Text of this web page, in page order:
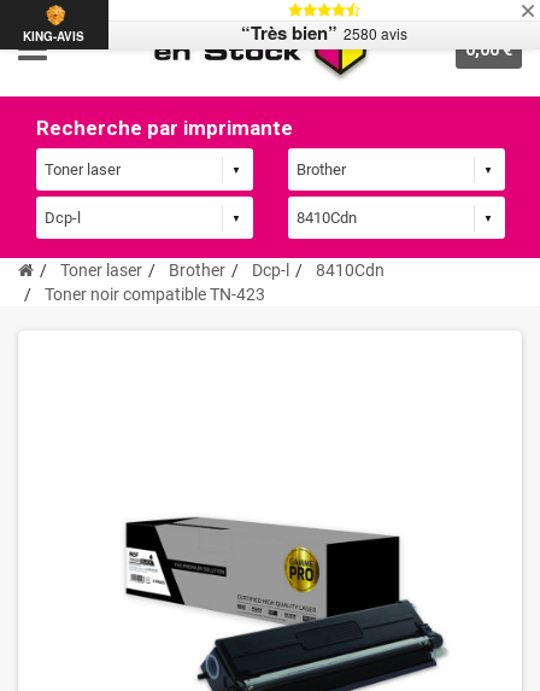
0,00 €
Recherche par imprimante
Toner laser Brother Dcp-l
8410Cdn
Toner noir compatible TN-423
KING-AVIS “Très bien” 2580 avis